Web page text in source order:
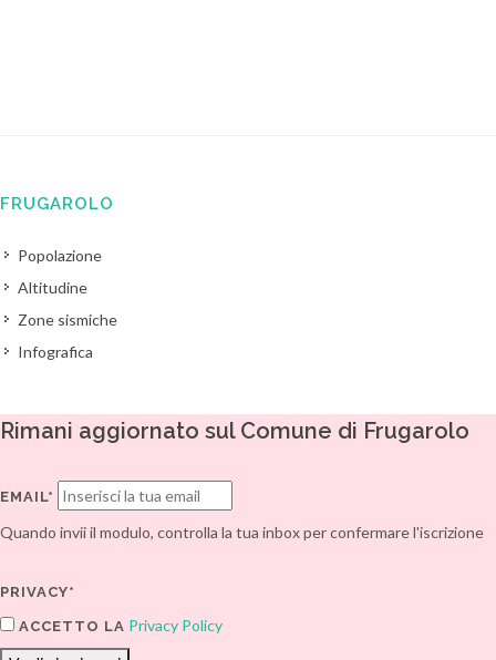
FRUGAROLO
Popolazione
Altitudine
Zone sismiche
Infografica
Rimani aggiornato sul Comune di Frugarolo
EMAIL*
Quando invii il modulo, controlla la tua inbox per confermare l'iscrizione
PRIVACY*
ACCETTO LA Privacy Policy